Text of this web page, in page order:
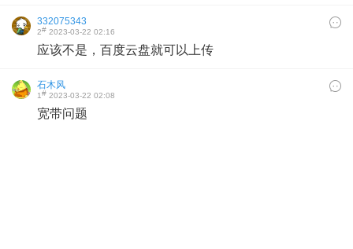
332075343
2# 2023-03-22 02:16
应该不是，百度云盘就可以上传
石木风
1# 2023-03-22 02:08
宽带问题